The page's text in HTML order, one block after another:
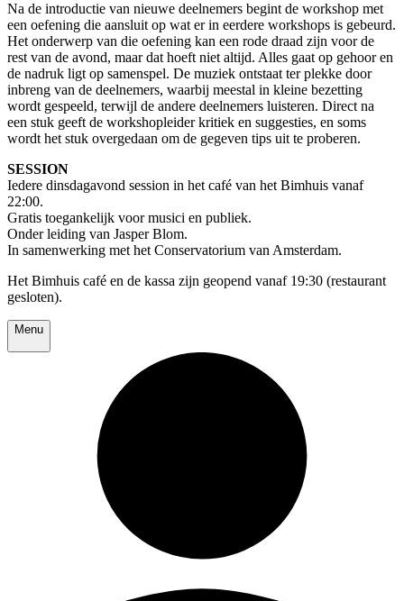
Na de introductie van nieuwe deelnemers begint de workshop met
een oefening die aansluit op wat er in eerdere workshops is gebeurd.
Het onderwerp van die oefening kan een rode draad zijn voor de
rest van de avond, maar dat hoeft niet altijd. Alles gaat op gehoor en
de nadruk ligt op samenspel. De muziek ontstaat ter plekke door
inbreng van de deelnemers, waarbij meestal in kleine bezetting
wordt gespeeld, terwijl de andere deelnemers luisteren. Direct na
een stuk geeft de workshopleider kritiek en suggesties, en soms
wordt het stuk overgedaan om de gegeven tips uit te proberen.
SESSION
Iedere dinsdagavond session in het café van het Bimhuis vanaf
22:00.
Gratis toegankelijk voor musici en publiek.
Onder leiding van Jasper Blom.
In samenwerking met het Conservatorium van Amsterdam.
Het Bimhuis café en de kassa zijn geopend vanaf 19:30 (restaurant
gesloten).
Menu